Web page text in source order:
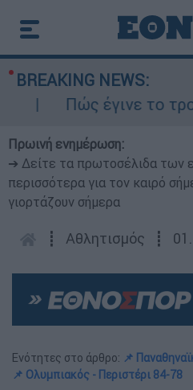
BREAKING NEWS:
Πώς έγινε το
Πρωινή ενημέρωση:
➔ Δείτε τα πρωτοσέλιδα των
περισσότερα για τον καιρό
γιορτάζουν σήμερα
┋ Αθλητισμός ┋
Ενότητες στο άρθρο: 📌
📌 Ολυμπιακός - Περιστέρι 84-78